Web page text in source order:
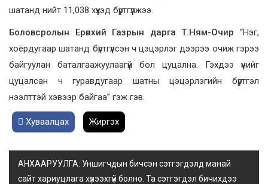
шатанд нийт 11,038 хүүхэд бүртгүүлжээ.
Боловсролын Ерөнхий Газрын дарга Т.Ням-Очир “Нэг,
хоёрдугаар шатанд бүртгүүлсэн ч цэцэрлэг дээрээ очиж гэрээ
байгуулан баталгаажуулаагүй бол цуцална. Гэхдээ үүнийг
цуцалсан ч гуравдугаар шатны цэцэрлэгийн бүртгэл
нээлттэй хэвээр байгаа” гэж гэв.
Хуваалцах Жиргэх
АНХААРУУЛГА: Уншигчдын бичсэн сэтгэгдэлд манай
сайт хариуцлага хүлээхгүй болно. Та сэтгэгдэл бичихдээ